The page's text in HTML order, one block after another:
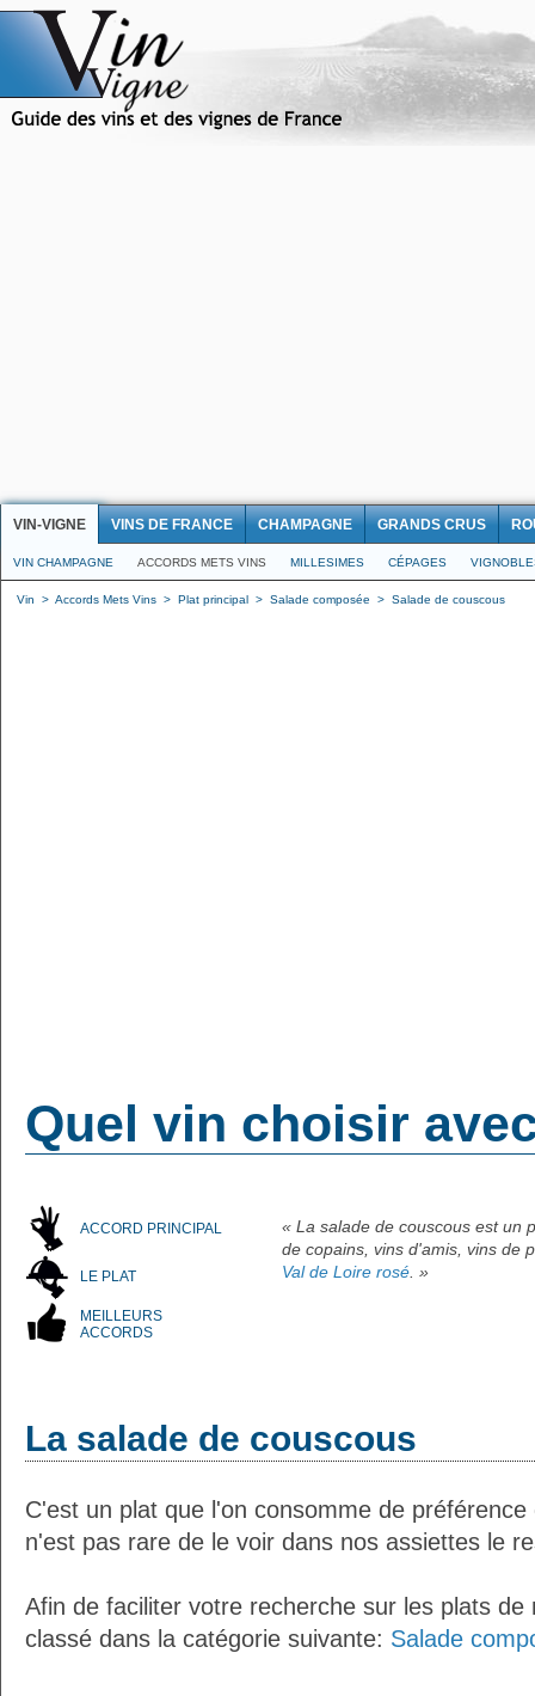
VIN-VIGNE VINS DE FRANCE CHAMPAGNE GRANDS CRUS
VIN CHAMPAGNE ACCORDS METS VINS MILLESIMES CÉPAGES
Vin > Accords Mets Vins > Plat principal > Salade composée > Salade de couscous
Quel vin choisir
ACCORD PRINCIPAL
LE PLAT
MEILLEURS
ACCORDS
« La salade de couscous est un
de copains, vins d'amis, vins de
Val de Loire rosé. »
La salade de couscous
C'est un plat que l'on consomme de
n'est pas rare de le voir dans nos assiettes le
Afin de faciliter votre recherche sur les plats
classé dans la catégorie suivante: Salade